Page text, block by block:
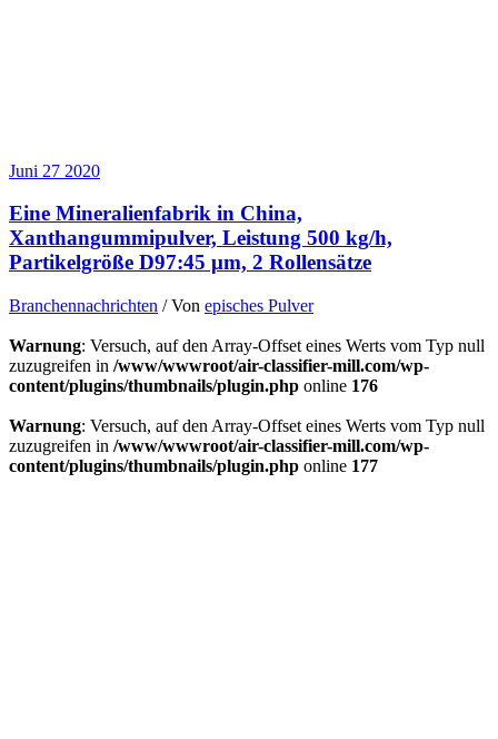
Juni 27 2020
Eine Mineralienfabrik in China,
Xanthangummipulver, Leistung 500 kg/h,
Partikelgröße D97:45 μm, 2 Rollensätze
Branchennachrichten / Von episches Pulver
Warnung: Versuch, auf den Array-Offset eines Werts vom Typ null
zuzugreifen in /www/wwwroot/air-classifier-mill.com/wp-
content/plugins/thumbnails/plugin.php online 176
Warnung: Versuch, auf den Array-Offset eines Werts vom Typ null
zuzugreifen in /www/wwwroot/air-classifier-mill.com/wp-
content/plugins/thumbnails/plugin.php online 177